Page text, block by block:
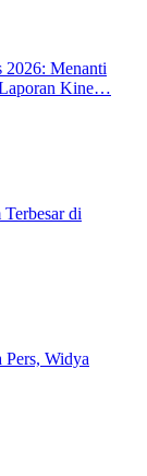
2026: Menanti
Kine…
di
Widya